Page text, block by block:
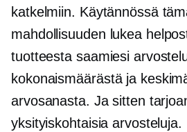
katkelmiin. Käytännössä
mahdollisuuden lukea
tuotteesta saamiesi
kokonaismäärästä ja
arvosanasta. Ja sitten
yksityiskohtaisia ​​arvosteluja.